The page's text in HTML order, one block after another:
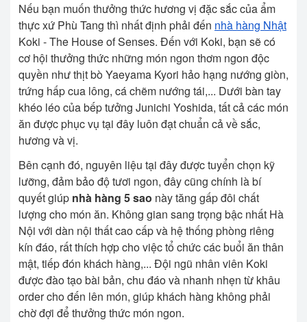
Nếu bạn muốn thưởng thức hương vị đặc sắc của ẩm
thực xứ Phù Tang thì nhất định phải đến nhà hàng Nhật
Koki - The House of Senses. Đến với Koki, bạn sẽ có
cơ hội thưởng thức những món ngon thơm ngon độc
quyền như thịt bò Yaeyama Kyori hảo hạng nướng giòn,
trứng hấp cua lông, cá chẽm nướng tái,... Dưới bàn tay
khéo léo của bếp tưởng Junichi Yoshida, tất cả các món
ăn được phục vụ tại đây luôn đạt chuẩn cả về sắc,
hương và vị.
Bên cạnh đó, nguyên liệu tại đây được tuyển chọn kỹ
lưỡng, đảm bảo độ tươi ngon, đây cũng chính là bí
quyết giúp nhà hàng 5 sao này tăng gấp đôi chất
lượng cho món ăn. Không gian sang trọng bậc nhất Hà
Nội với dàn nội thất cao cấp và hệ thống phòng riêng
kín đáo, rất thích hợp cho việc tổ chức các buổi ăn thân
mật, tiếp đón khách hàng,... Đội ngũ nhân viên Koki
được đào tạo bài bản, chu đáo và nhanh nhẹn từ khâu
order cho đến lên món, giúp khách hàng không phải
chờ đợi để thưởng thức món ngon.